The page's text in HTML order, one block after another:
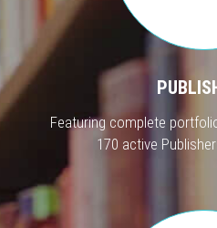
Featuring complete
170 active